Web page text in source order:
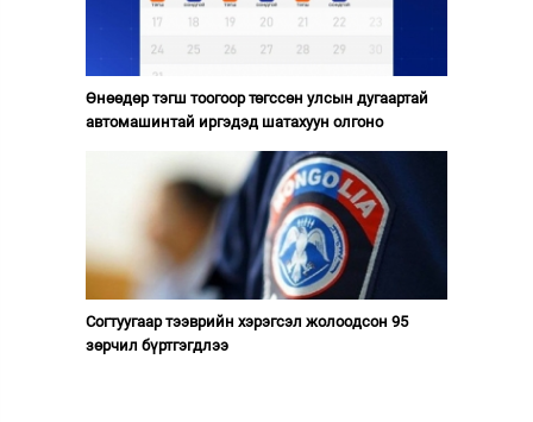
Өнөөдөр тэгш тоогоор төгссөн улсын дугаартай
автомашинтай иргэдэд шатахуун олгоно
Согтуугаар тээврийн хэрэгсэл жолоодсон 95
зөрчил бүртгэгдлээ